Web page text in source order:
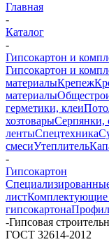
Главная
-
Каталог
-
Гипсокартон и
Гипсокартон и
материалыКрепеж
материалы
герметики, клеи
хозтоварыСерпянки,
лентыСпецтехника
смесиУтеплитель
-
Гипсокартон
листКомплектующие
гипсокартона
-Гипсовая
ГОСТ 32614-2012